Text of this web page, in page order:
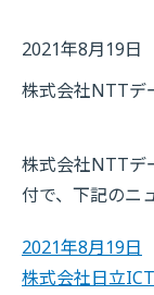
2021年8月19日
株式会社NTTデ
株式会社NTTデ
付で、下記のニ
2021年8月19日
株式会社日立